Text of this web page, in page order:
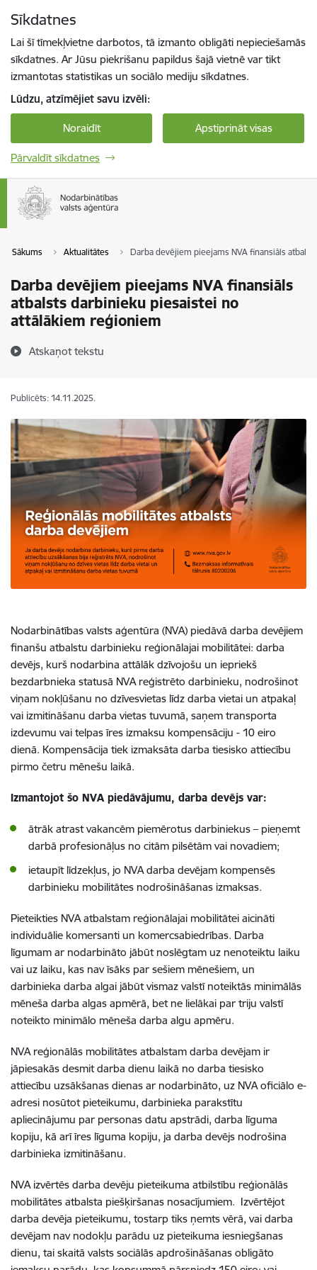
Sīkdatnes
Lai šī tīmekļvietne darbotos, tā izmanto obligāti nepieciešamās
sīkdatnes. Ar Jūsu piekrišanu papildus šajā vietnē var tikt
izmantotas statistikas un sociālo mediju sīkdatnes.
Lūdzu, atzīmējiet savu izvēli:
Noraidīt Apstiprināt visas
Pārvaldīt sīkdatnes
Sākums Aktualitātes Darba devējiem pieejams NVA finansiāls
Darba devējiem pieejams NVA finansiāls
atbalsts darbinieku piesaistei no
attālākiem reģioniem
Atskaņot tekstu
Publicēts: 14.11.2025.
Nodarbinātības valsts aģentūra (NVA) piedāvā darba devējiem
finanšu atbalstu darbinieku reģionālajai mobilitātei: darba
devējs, kurš nodarbina attālāk dzīvojošu un iepriekš
bezdarbnieka statusā NVA reģistrēto darbinieku, nodrošinot
viņam nokļūšanu no dzīvesvietas līdz darba vietai un atpakaļ
vai izmitināšanu darba vietas tuvumā, saņem transporta
izdevumu vai telpas īres izmaksu kompensāciju - 10 eiro
dienā. Kompensācija tiek izmaksāta darba tiesisko attiecību
pirmo četru mēnešu laikā.
Izmantojot šo NVA piedāvājumu, darba devējs var:
ātrāk atrast vakancēm piemērotus darbiniekus – pieņemt
darbā profesionāļus no citām pilsētām vai novadiem;
ietaupīt līdzekļus, jo NVA darba devējam kompensēs
darbinieku mobilitātes nodrošināšanas izmaksas.
Pieteikties NVA atbalstam reģionālajai mobilitātei aicināti
individuālie komersanti un komercsabiedrības. Darba
līgumam ar nodarbināto jābūt noslēgtam uz nenoteiktu laiku
vai uz laiku, kas nav īsāks par sešiem mēnešiem, un
darbinieka darba algai jābūt vismaz valstī noteiktās minimālās
mēneša darba algas apmērā, bet ne lielākai par triju valstī
noteikto minimālo mēneša darba algu apmēru.
NVA reģionālās mobilitātes atbalstam darba devējam ir
jāpiesakās desmit darba dienu laikā no darba tiesisko
attiecību uzsākšanas dienas ar nodarbināto, uz NVA oficiālo e-
adresi nosūtot pieteikumu, darbinieka parakstītu
apliecinājumu par personas datu apstrādi, darba līguma
kopiju, kā arī īres līguma kopiju, ja darba devējs nodrošina
darbinieka izmitināšanu.
NVA izvērtēs darba devēju pieteikuma atbilstību reģionālās
mobilitātes atbalsta piešķiršanas nosacījumiem. Izvērtējot
darba devēja pieteikumu, tostarp tiks ņemts vērā, vai darba
devējam nav nodokļu parādu uz pieteikuma iesniegšanas
dienu, tai skaitā valsts sociālās apdrošināšanas obligāto